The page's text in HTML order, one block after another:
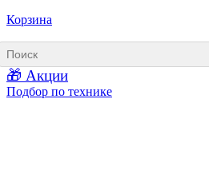
Корзина
🎁 Акции
Подбор по технике